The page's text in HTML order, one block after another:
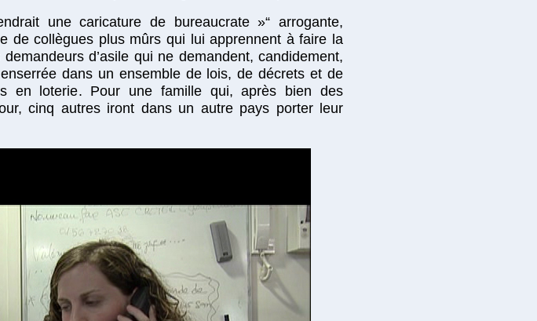
une caricature de bureaucrate »“ arrogante,
de collègues plus mûrs qui lui apprennent à faire la
d’asile qui ne demandent, candidement,
dans un ensemble de lois, de décrets et de
en loterie. Pour une famille qui, après bien des
cinq autres iront dans un autre pays porter leur